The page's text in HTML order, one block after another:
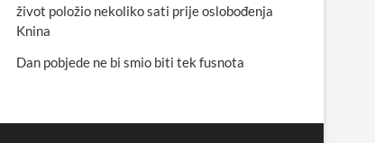
život položio nekoliko sati prije oslobođenja
Knina
Dan pobjede ne bi smio biti tek fusnota